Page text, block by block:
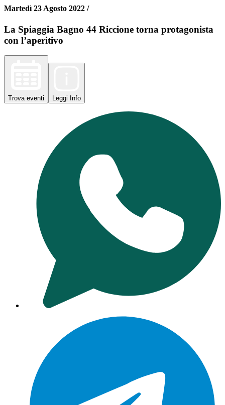
Martedì 23 Agosto 2022 /
La Spiaggia Bagno 44 Riccione torna protagonista
con l’aperitivo
Trova eventi Leggi Info